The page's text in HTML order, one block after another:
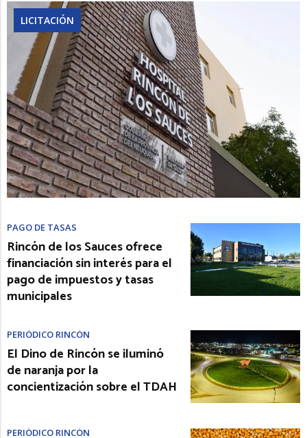
LICITACIÓN
PAGO DE TASAS
Rincón de los Sauces ofrece
financiación sin interés para el
pago de impuestos y tasas
municipales
PERIÓDICO RINCÓN
El Dino de Rincón se iluminó
de naranja por la
concientización sobre el TDAH
PERIÓDICO RINCÓN